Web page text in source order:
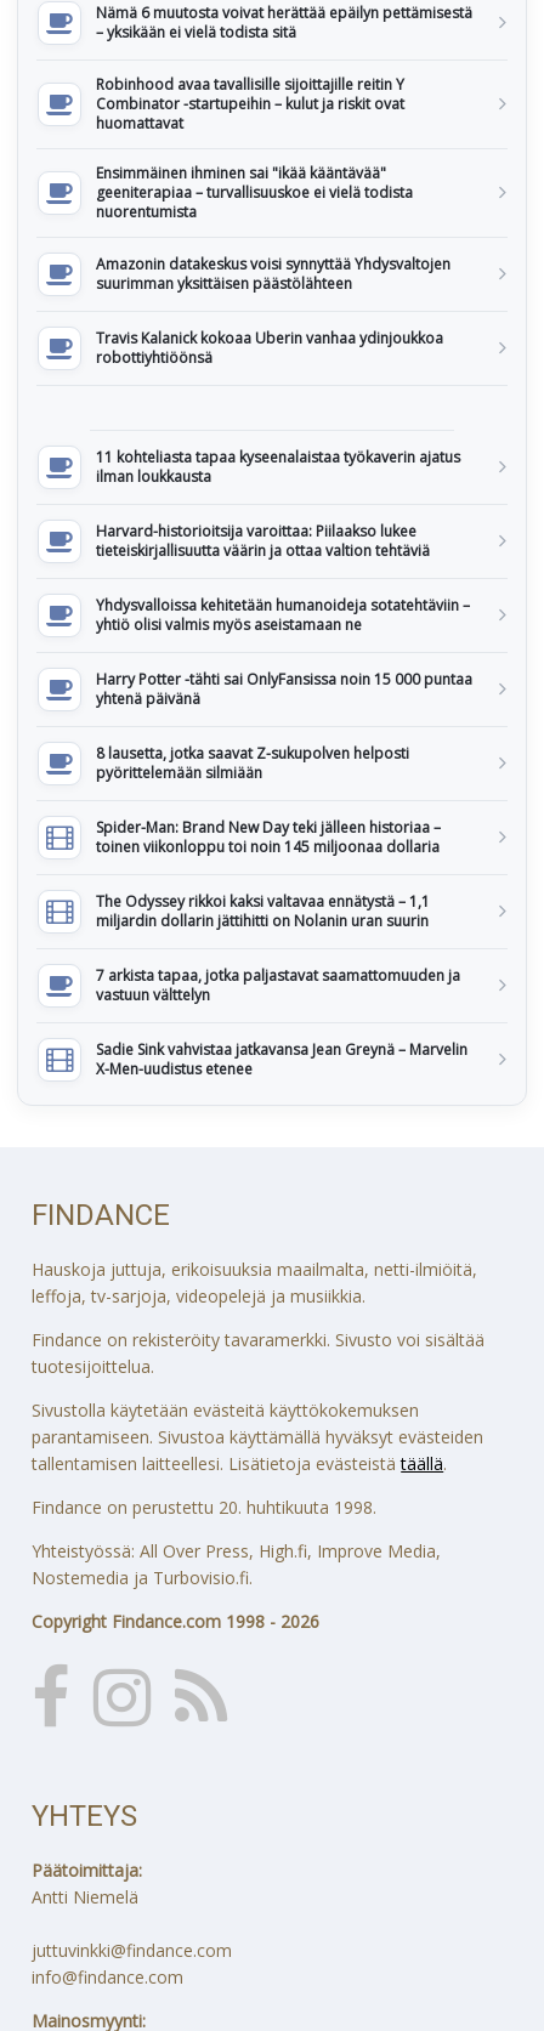
Nämä 6 muutosta voivat herättää epäilyn pettämisestä
– yksikään ei vielä todista sitä
Robinhood avaa tavallisille sijoittajille reitin Y
Combinator -startupeihin – kulut ja riskit ovat
huomattavat
Ensimmäinen ihminen sai "ikää kääntävää"
geeniterapiaa – turvallisuuskoe ei vielä todista
nuorentumista
Amazonin datakeskus voisi synnyttää Yhdysvaltojen
suurimman yksittäisen päästölähteen
Travis Kalanick kokoaa Uberin vanhaa ydinjoukkoa
robottiyhtiöönsä
11 kohteliasta tapaa kyseenalaistaa työkaverin ajatus
ilman loukkausta
Harvard-historioitsija varoittaa: Piilaakso lukee
tieteiskirjallisuutta väärin ja ottaa valtion tehtäviä
Yhdysvalloissa kehitetään humanoideja sotatehtäviin –
yhtiö olisi valmis myös aseistamaan ne
Harry Potter -tähti sai OnlyFansissa noin 15 000 puntaa
yhtenä päivänä
8 lausetta, jotka saavat Z-sukupolven helposti
pyörittelemään silmiään
Spider-Man: Brand New Day teki jälleen historiaa –
toinen viikonloppu toi noin 145 miljoonaa dollaria
The Odyssey rikkoi kaksi valtavaa ennätystä – 1,1
miljardin dollarin jättihitti on Nolanin uran suurin
7 arkista tapaa, jotka paljastavat saamattomuuden ja
vastuun välttelyn
Sadie Sink vahvistaa jatkavansa Jean Greynä – Marvelin
X-Men-uudistus etenee
FINDANCE
Hauskoja juttuja, erikoisuuksia maailmalta, netti-ilmiöitä,
leffoja, tv-sarjoja, videopelejä ja musiikkia.
Findance on rekisteröity tavaramerkki. Sivusto voi sisältää
tuotesijoittelua.
Sivustolla käytetään evästeitä käyttökokemuksen
parantamiseen. Sivustoa käyttämällä hyväksyt evästeiden
tallentamisen laitteellesi. Lisätietoja evästeistätäällä.
Findance on perustettu 20. huhtikuuta 1998.
Yhteistyössä: All Over Press, High.fi, Improve Media,
Nostemedia ja Turbovisio.fi.
Copyright Findance.com 1998 - 2026
YHTEYS
Päätoimittaja:
Antti Niemelä
juttuvinkki@findance.com
info@findance.com
Mainosmyynti: